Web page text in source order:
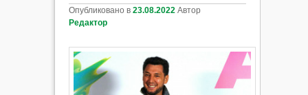
Опубликовано в 23.08.2022 Автор
Редактор